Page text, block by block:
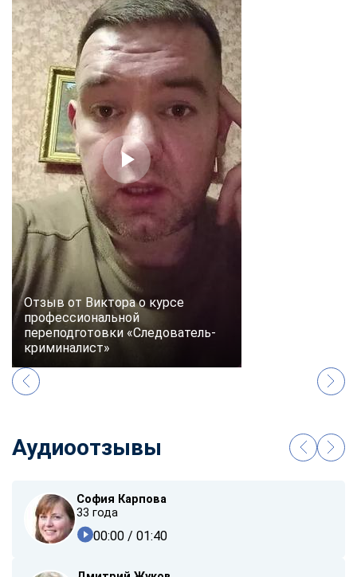
Отзыв от Виктора о курсе
профессиональной
переподготовки «Следователь-
криминалист»
Аудиоотзывы
София Карпова
33 года
00:00 / 01:40